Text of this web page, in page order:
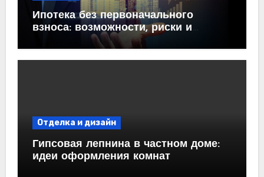
Ипотека без первоначального
взноса: возможности, риски и
практические рекомендации<
Отделка и дизайн
Гипсовая лепнина в частном доме:
идеи оформления комнат